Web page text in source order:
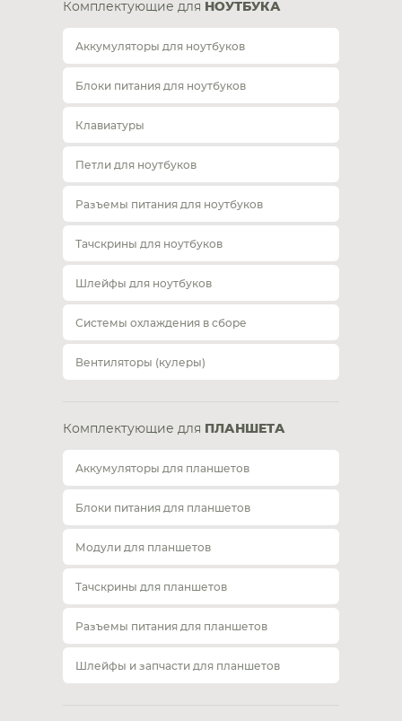
Комплектующие для НОУТБУКА
Аккумуляторы для ноутбуков
Блоки питания для ноутбуков
Клавиатуры
Петли для ноутбуков
Разъемы питания для ноутбуков
Тачскрины для ноутбуков
Шлейфы для ноутбуков
Системы охлаждения в сборе
Вентиляторы (кулеры)
Комплектующие для ПЛАНШЕТА
Аккумуляторы для планшетов
Блоки питания для планшетов
Модули для планшетов
Тачскрины для планшетов
Разъемы питания для планшетов
Шлейфы и запчасти для планшетов